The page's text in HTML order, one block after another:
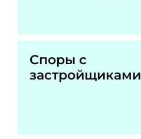
Споры с
застройщиками